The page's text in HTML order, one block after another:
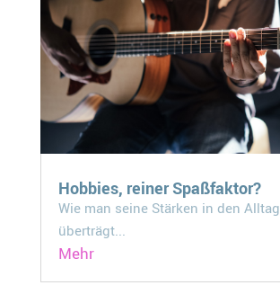
Hobbies, reiner Spaßfaktor?
Wie man seine Stärken in den Alltag
überträgt...
Mehr